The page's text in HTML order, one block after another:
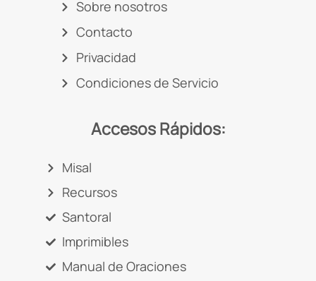
Sobre nosotros
Contacto
Privacidad
Condiciones de Servicio
Accesos Rápidos:
Misal
Recursos
Santoral
Imprimibles
Manual de Oraciones